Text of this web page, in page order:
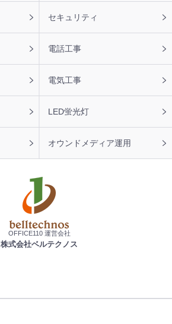
セキュリティ
電話工事
電気工事
LED蛍光灯
オウンドメディア運用
OFFICE110 運営会社
株式会社ベルテクノス